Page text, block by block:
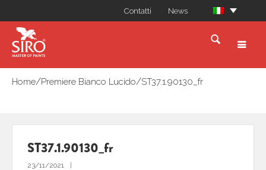
Contatti News
Home/Premiere Bianco Lucido/ST37.1.90130_fr
ST37.1.90130_fr
23/11/2021